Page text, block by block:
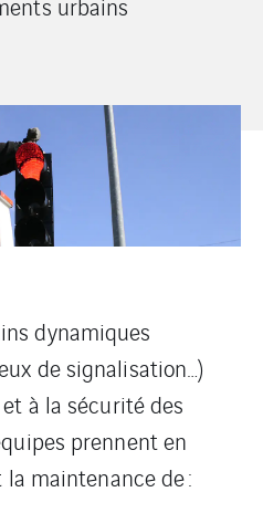
dynamiques
de signalisation…)
à la sécurité des
prennent en
maintenance de :